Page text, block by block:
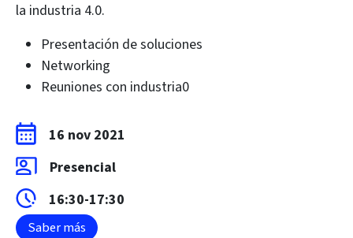
la industria 4.0.
Presentación de soluciones
Networking
Reuniones con industria0
16 nov 2021
Presencial
16:30-17:30
Saber más